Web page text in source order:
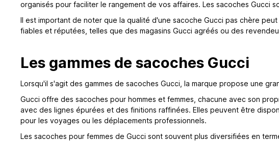
organisés pour faciliter le rangement de vos affaires. Les sacoches Gucci
Il est important de noter que la qualité d'une sacoche Gucci pas chère
fiables et réputées, telles que des magasins Gucci agréés ou des
Les gammes de sacoches Gucci
Lorsqu'il s'agit des gammes de sacoches Gucci, la marque propose une
Gucci offre des sacoches pour hommes et femmes, chacune avec son
avec des lignes épurées et des finitions raffinées. Elles peuvent être
pour les voyages ou les déplacements professionnels.
Les sacoches pour femmes de Gucci sont souvent plus diversifiées en